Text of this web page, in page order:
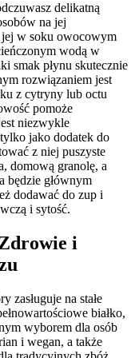
delikatną
na jej
jej w soku owocowym
wodą w
smak płynu skutecznie
rozwiązaniem jest
z cytryny lub octu
pomoże
niezwykle
jako dodatek do
z niej puszyste
domową granolę, a
będzie głównym
dodawać do zup i
i sytość.
i
zasługuje na stałe
białko,
wyborem dla osób
i wegan, a także